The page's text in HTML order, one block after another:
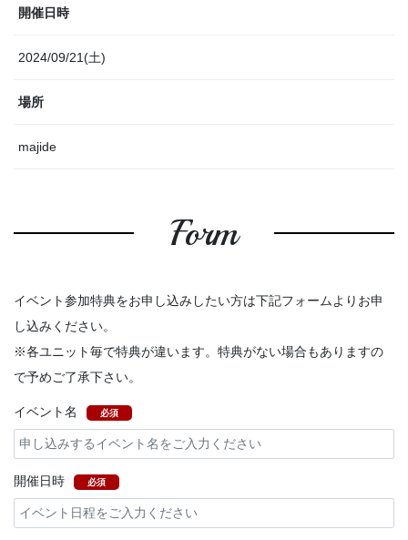
開催日時
2024/09/21(土)
場所
majide
Form
イベント参加特典をお申し込みしたい方は下記フォームよりお申
し込みください。
※各ユニット毎で特典が違います。特典がない場合もありますの
で予めご了承下さい。
イベント名 必須
開催日時 必須